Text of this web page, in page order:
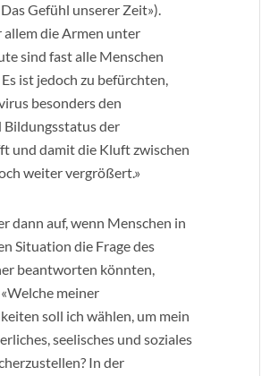
Gefühl unserer Zeit»).
die Armen unter
sind fast alle Menschen
ist jedoch zu befürchten,
besonders den
der
und damit die Kluft zwischen
weiter vergrößert.»
dann auf, wenn Menschen in
Situation die Frage des
beantworten könnten,
meiner
soll ich wählen, um mein
seelisches und soziales
In der